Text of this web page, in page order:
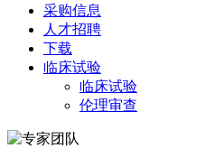
采购信息
人才招聘
下载
临床试验
临床试验
伦理审查